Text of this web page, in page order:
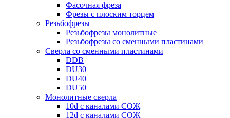
Фасочная фреза
Фрезы с плоским торцем
Резьбофрезы
Резьбофрезы монолитные
Резьбофрезы со сменными пластинами
Сверла со сменными пластинами
DDB
DU30
DU40
DU50
Монолитные сверла
10d с каналами СОЖ
12d с каналами СОЖ